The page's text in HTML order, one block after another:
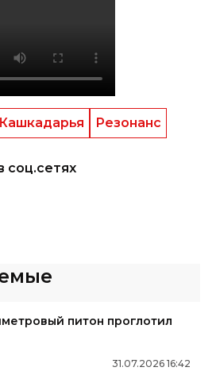
Кашкадарья Резонанс
соц.сетях
питон проглотил
31.07.2026 16:42